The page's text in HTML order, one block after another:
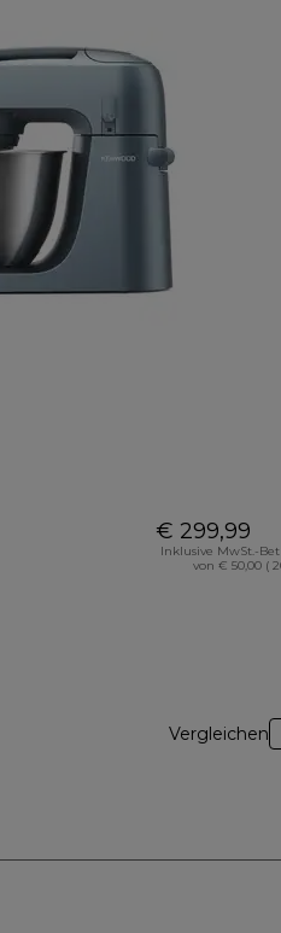
€ 299,99
Inklusive MwSt.-
von € 50,00 (
Vergleichen